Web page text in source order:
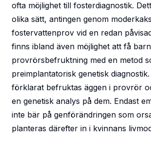
ofta möjlighet till fosterdiagnostik.
olika sätt, antingen genom
fostervattenprov vid en redan
finns ibland även möjlighet att få
provrörsbefruktning med en metod
preimplantatorisk genetisk
förklarat befruktas äggen i provrör
en genetisk analys på dem. Endast
inte bär på genförändringen som
planteras därefter in i kvinnans